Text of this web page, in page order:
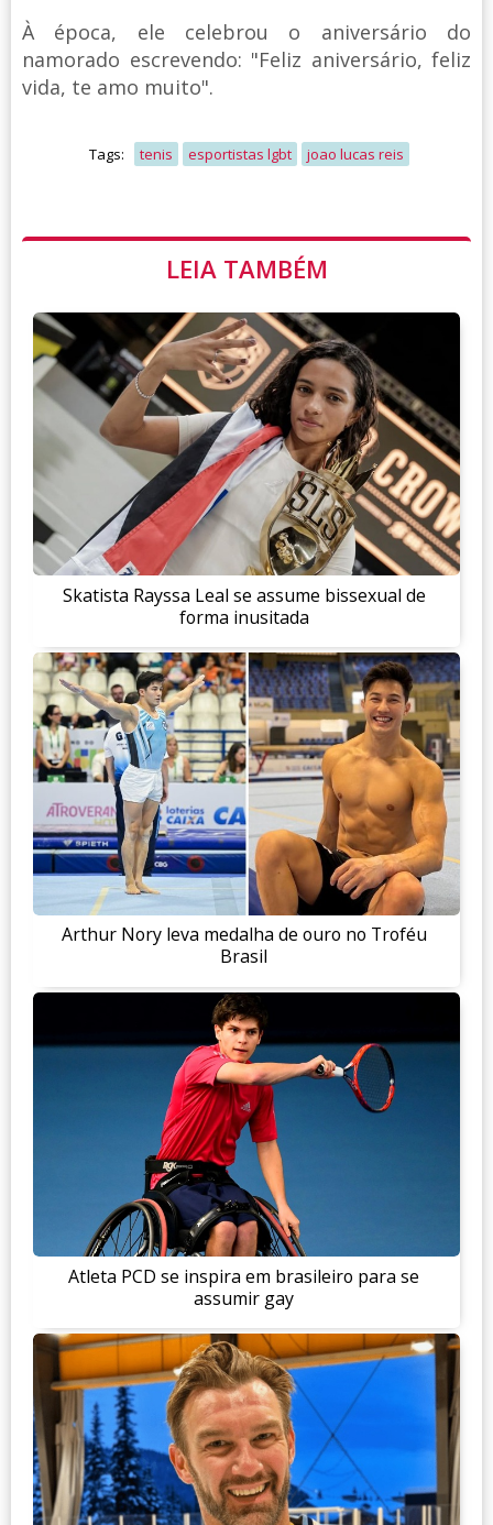
À época, ele celebrou o aniversário do
namorado escrevendo: "Feliz aniversário, feliz
vida, te amo muito".
Tags: tenis esportistas lgbt joao lucas reis
LEIA TAMBÉM
Skatista Rayssa Leal se assume bissexual de
forma inusitada
Arthur Nory leva medalha de ouro no Troféu
Brasil
Atleta PCD se inspira em brasileiro para se
assumir gay